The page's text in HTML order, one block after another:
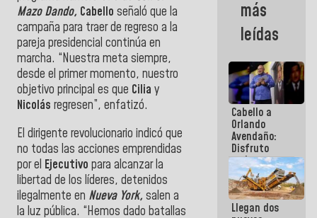
Mazo Dando, Cabello señaló que la
campaña para traer de regreso a la
pareja presidencial continúa en
marcha. “Nuestra meta siempre,
desde el primer momento, nuestro
objetivo principal es que Cilia y
Nicolás regresen”, enfatizó.
El dirigente revolucionario indicó que
no todas las acciones emprendidas
por el Ejecutivo para alcanzar la
libertad de los líderes, detenidos
ilegalmente en Nueva York, salen a
la luz pública. “Hemos dado batallas
más
leídas
Cabello a
Orlando
Avendaño:
Disfruto
cada vez
que escribes
porque lo
que haces
es
Llegan dos